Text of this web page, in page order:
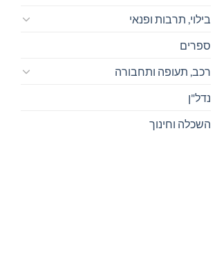
בילוי, תרבות ופנאי
ספרים
רכב, תעופה ותחבורה
נדל"ן
השכלה וחינוך